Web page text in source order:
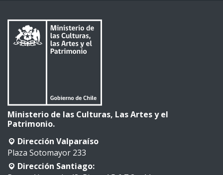
Ministerio de las Culturas, Las Artes y el
Patrimonio.
Dirección Valparaíso
Plaza Sotomayor 233
Dirección Santiago: